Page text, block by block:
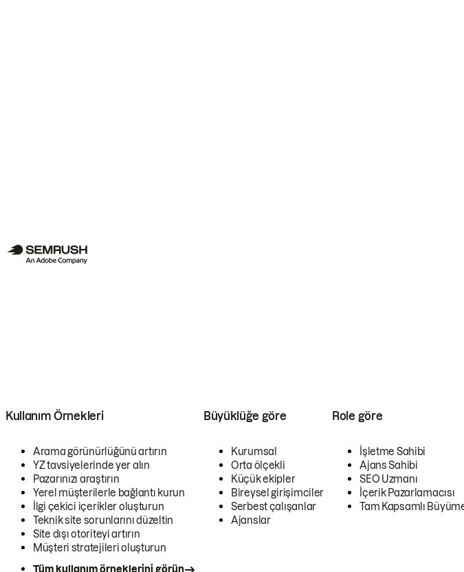
Kullanım Örnekleri
Arama görünürlüğünü artırın
YZ tavsiyelerinde yer alın
Pazarınızı araştırın
Yerel müşterilerle bağlantı kurun
İlgi çekici içerikler oluşturun
Teknik site sorunlarını düzeltin
Site dışı otoriteyi artırın
Müşteri stratejileri oluşturun
Tüm kullanım örneklerini görün
Büyüklüğe göre
Kurumsal
Orta ölçekli
Küçük ekipler
Bireysel girişimciler
Serbest çalışanlar
Ajanslar
Role göre
İşletme Sahibi
Ajans Sahibi
SEO Uzmanı
İçerik Pazarlamacısı
Tam Kapsamlı